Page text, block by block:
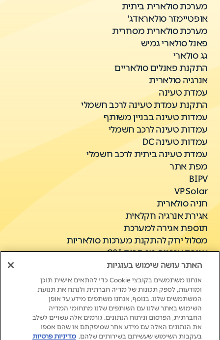
מערכת סולארית ביתית
אופטיימזר סולאראדג'
מערכת סולארית מסחרית
פאנל סולארי גמיש
גג סולארי
התקנת פאנלים סולאריים
אנרגיה סולארית
עמדת טעינה
התקנת עמדת טעינה לרכב חשמלי
עמדות טעינה בבניין משותף
עמדות טעינה לרכב חשמלי
עמדות טעינה DC
עמדת טעינה ביתית לרכב חשמלי
מפת אתר
BIPV
VP Solar
חניה סולארית
אגירת אנרגיה חקלאית
תוספת אגירה למערכת
מסלול ירוק להתקנת מערכות סולאריות
אגירת אנרגיה מסחרית C&I
האתר עושה שימוש בעוגיות
אנחנו משתמשים בקובצי Cookie כדי להתאים אישית תוכן
ומודעות, לספק תכונות של מדיה חברתית ולנתח את תנועת
המשתמשים שלנו. בנוסף, אנחנו משתפים מידע על אופן
השימוש באתר שלנו עם השותפים שלנו מתחומי המדיה
החברתית, הפרסום וניתוח הנתונים. גורמים אלה עשויים לשלב
את הנתונים האלה עם מידע אחר שסיפקתם או שהם אספו
בעקבות השימוש שעשיתם בשירותים שלהם. מדיניות פרטיות